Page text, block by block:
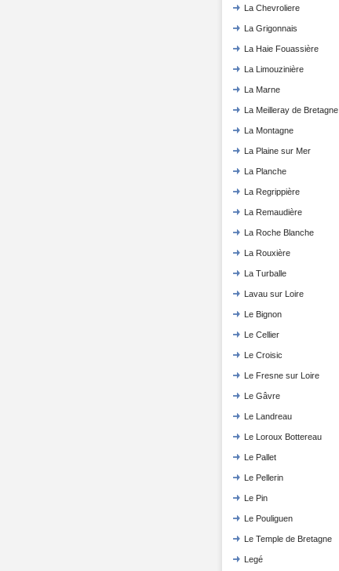
La Chevroliere
La Grigonnais
La Haie Fouassière
La Limouzinière
La Marne
La Meilleray de Bretagne
La Montagne
La Plaine sur Mer
La Planche
La Regrippière
La Remaudière
La Roche Blanche
La Rouxière
La Turballe
Lavau sur Loire
Le Bignon
Le Cellier
Le Croisic
Le Fresne sur Loire
Le Gâvre
Le Landreau
Le Loroux Bottereau
Le Pallet
Le Pellerin
Le Pin
Le Pouliguen
Le Temple de Bretagne
Legé